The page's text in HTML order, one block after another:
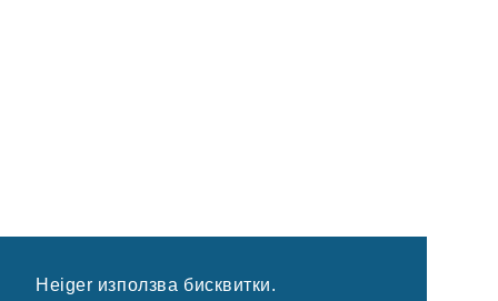
Heiger използва бисквитки.